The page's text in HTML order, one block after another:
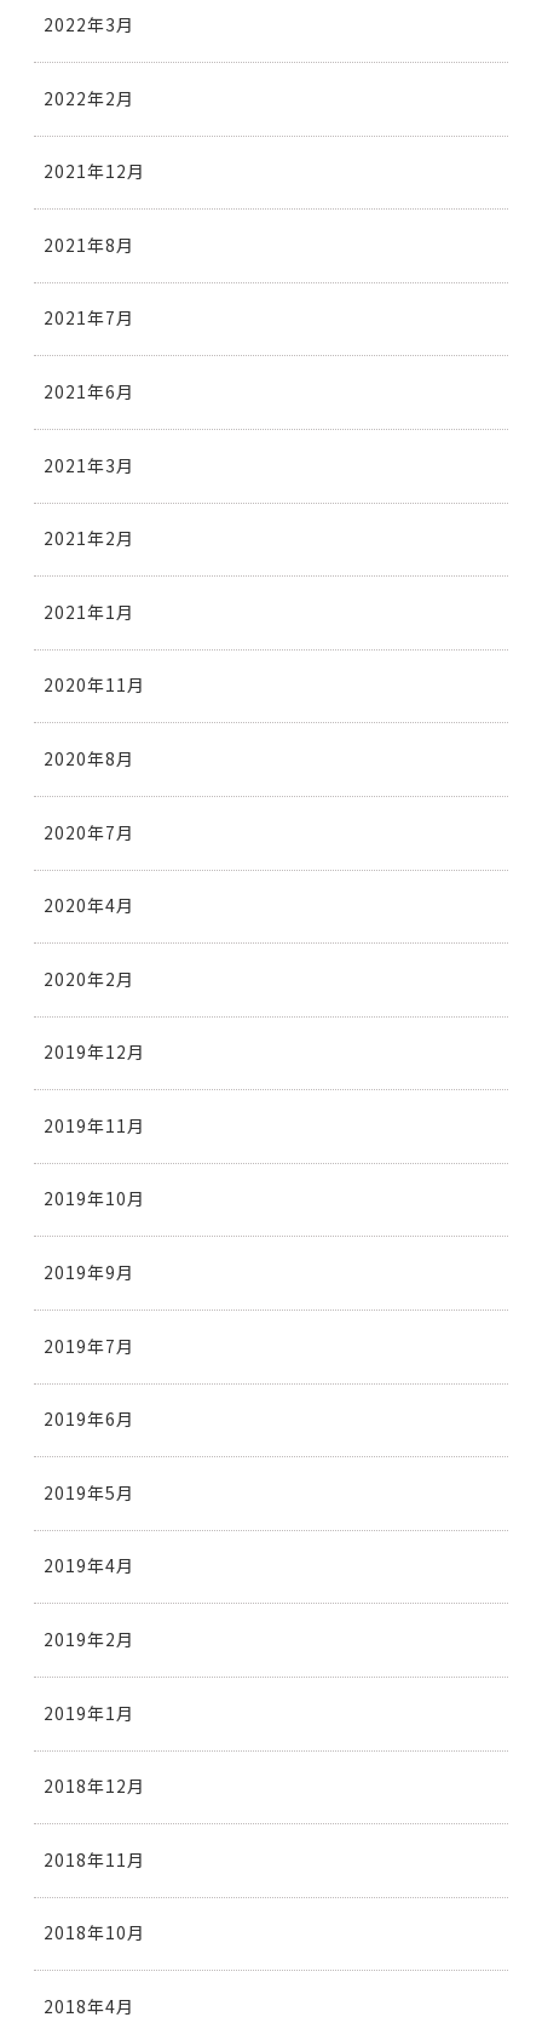
2022年3月
2022年2月
2021年12月
2021年8月
2021年7月
2021年6月
2021年3月
2021年2月
2021年1月
2020年11月
2020年8月
2020年7月
2020年4月
2020年2月
2019年12月
2019年11月
2019年10月
2019年9月
2019年7月
2019年6月
2019年5月
2019年4月
2019年2月
2019年1月
2018年12月
2018年11月
2018年10月
2018年4月